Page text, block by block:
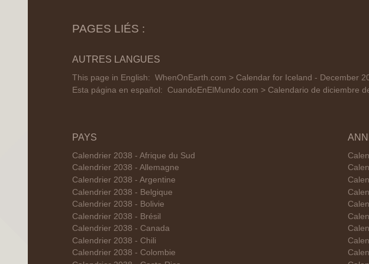
PAGES LIÉS :
AUTRES LANGUES
This page in English: WhenOnEarth.com > Calendar for Iceland - December
Esta página en español: CuandoEnElMundo.com > Calendario de diciembre
PAYS
Calendrier 2038 - Afrique du Sud
Calendrier 2038 - Allemagne
Calendrier 2038 - Argentine
Calendrier 2038 - Belgique
Calendrier 2038 - Bolivie
Calendrier 2038 - Brésil
Calendrier 2038 - Canada
Calendrier 2038 - Chili
Calendrier 2038 - Colombie